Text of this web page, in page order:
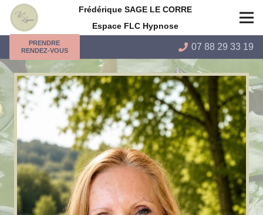
Frédérique SAGE LE CORRE
Espace FLC Hypnose
PRENDRE
RENDEZ-VOUS
07 88 29 33 19